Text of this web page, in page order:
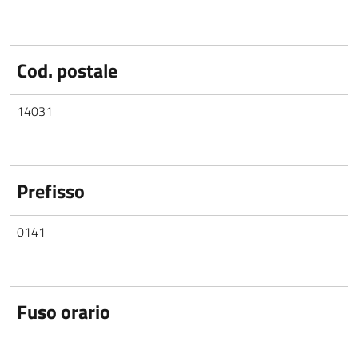
Cod. postale
14031
Prefisso
0141
Fuso orario